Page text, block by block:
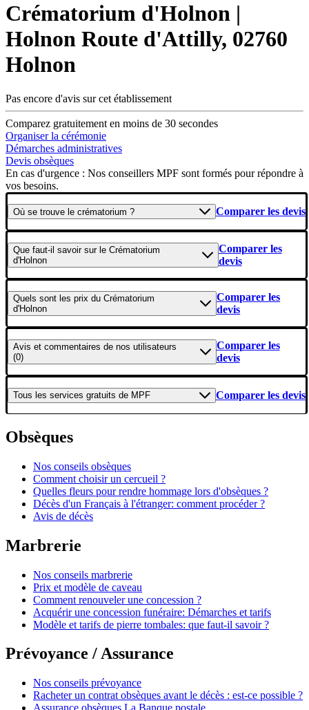
Crématorium d'Holnon |
Holnon Route d'Attilly, 02760
Holnon
Pas encore d'avis sur cet établissement
Comparez gratuitement en moins de 30 secondes
Organiser la cérémonie
Démarches administratives
Devis obsèques
En cas d'urgence : Nos conseillers MPF sont formés pour répondre à
vos besoins.
Où se trouve le crématorium ? Comparer les devis
Que faut-il savoirsur le Crématorium
d'Holnon
Comparer les
devis
Quels sont les prix du Crématorium
d'Holnon
Comparer les
devis
Avis et commentaires de nos utilisateurs
(0)
Comparer les
devis
Tous les services gratuits de MPF Comparer les devis
Obsèques
Nos conseils obsèques
Comment choisir un cercueil ?
Quelles fleurs pour rendre hommage lors d'obsèques ?
Décès d'un Français à l'étranger: comment procéder ?
Avis de décès
Marbrerie
Nos conseils marbrerie
Prix et modèle de caveau
Comment renouveler une concession ?
Acquérir une concession funéraire: Démarches et tarifs
Modèle et tarifs de pierre tombales: que faut-il savoir ?
Prévoyance / Assurance
Nos conseils prévoyance
Racheter un contrat obsèques avant le décès : est-ce possible ?